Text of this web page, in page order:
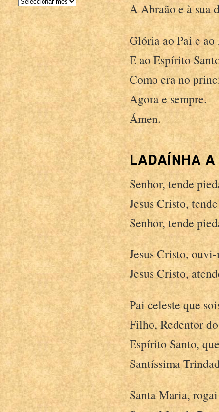
A Abraão e à sua
Glória ao Pai e
E ao Espírito
Como era no
Agora e sempre.
Ámen.
LADAÍNHA A
Senhor, tende
Jesus Cristo,
Senhor, tende
Jesus Cristo,
Jesus Cristo,
Pai celeste que
Filho, Redentor
Espírito Santo,
Santíssima
Santa Maria,